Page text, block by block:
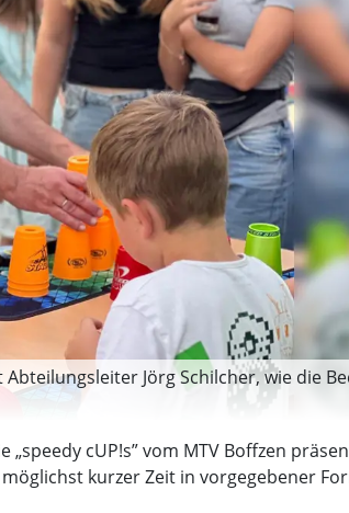
Jörg Schilcher, wie die
cUP!s” vom MTV Boffzen
kurzer Zeit in vorgegebener